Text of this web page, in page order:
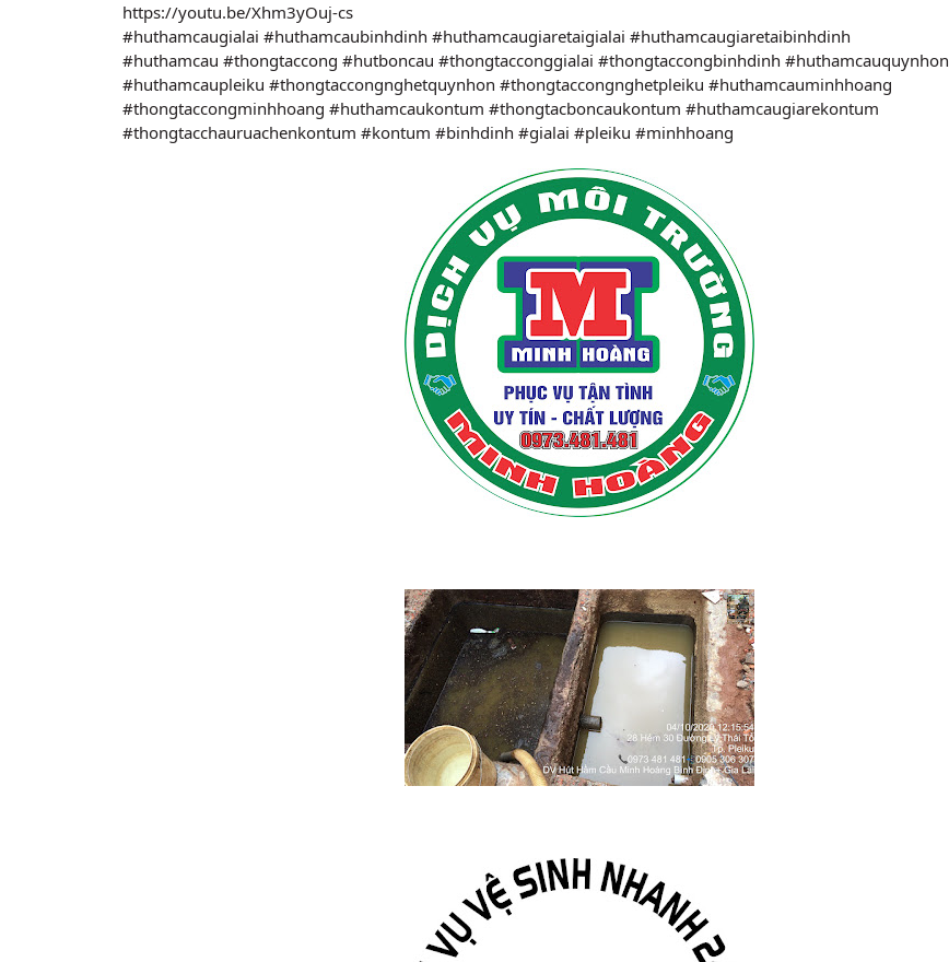
https://youtu.be/Xhm3yOuj-cs
#huthamcaugialai #huthamcaubinhdinh #huthamcaugiaretaigialai #huthamcaugiaretaibinhdinh
#huthamcau #thongtaccong #hutboncau #thongtacconggialai #thongtaccongbinhdinh #huthamcauquynhon
#huthamcaupleiku #thongtaccongnghetquynhon #thongtaccongnghetpleiku #huthamcauminhhoang
#thongtaccongminhhoang #huthamcaukontum #thongtacboncaukontum #huthamcaugiarekontum
#thongtacchauruachenkontum #kontum #binhdinh #gialai #pleiku #minhhoang